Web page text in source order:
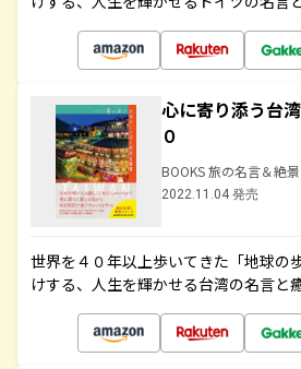
心に寄り添う台
０
BOOKS 旅の名言＆絶景
2022.11.04 発売
世界を４０年以上歩いてきた「地球の
けする、人生を輝かせる台湾の名言と